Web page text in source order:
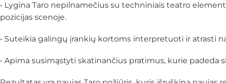
• Lygina Taro nepilnamečius su techniniais teatro
pozicijas scenoje.
• Suteikia galingų įrankių kortoms interpretuoti ir atrasti
• Apima susimąstyti skatinančius pratimus, kurie padeda